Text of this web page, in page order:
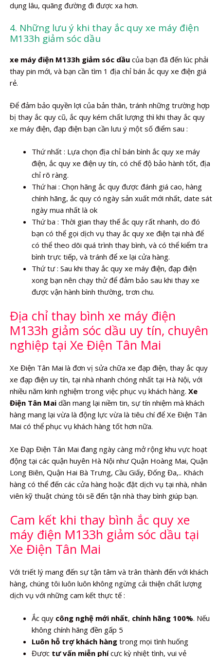
dụng lâu, quãng đường đi được xa hơn.
4. Những lưu ý khi thay ắc quy xe máy điện
M133h giảm sóc dầu
xe máy điện M133h giảm sóc dầu của bạn đã đến lúc phải
thay pin mới, và bạn cần tìm 1 địa chỉ bán ắc quy xe điện giá
rẻ.
Để đảm bảo quyền lợi của bản thân, tránh những trường hợp
bị thay ắc quy cũ, ắc quy kém chất lượng thì khi thay ắc quy
xe máy điện, đạp điện bạn cần lưu ý một số điểm sau :
Thứ nhất : Lựa chọn địa chỉ bán bình ắc quy xe máy
điện, ắc quy xe điện uy tín, có chế độ bảo hành tốt, địa
chỉ rõ ràng.
Thứ hai : Chọn hãng ắc quy được đánh giá cao, hàng
chính hãng, ắc quy có ngày sản xuất mới nhất, date sát
ngày mua nhất là ok
Thứ ba : Thời gian thay thế ắc quy rất nhanh, do đó
bạn có thể gọi dịch vụ thay ắc quy xe điện tại nhà để
có thể theo dõi quá trình thay bình, và có thể kiểm tra
bình trực tiếp, và tránh để xe lại cửa hàng.
Thứ tư : Sau khi thay ắc quy xe máy điện, đạp điện
xong bạn nên chạy thử để đảm bảo sau khi thay xe
được vận hành bình thường, trơn chu.
Địa chỉ thay bình xe máy điện
M133h giảm sóc dầu uy tín, chuyên
nghiệp tại Xe Điện Tân Mai
Xe Điện Tân Mai là đơn vị sửa chữa xe đạp điện, thay ắc quy
xe đạp điện uy tín, tại nhà nhanh chóng nhất tại Hà Nội, với
nhiều năm kinh nghiệm trong việc phục vụ khách hàng. Xe
Điện Tân Mai dần mang lại niềm tin, sự tín nhiệm mà khách
hàng mang lại vừa là động lực vừa là tiêu chí để Xe Điện Tân
Mai có thể phục vụ khách hàng tốt hơn nữa.
Xe Đạp Điện Tân Mai đang ngày càng mở rộng khu vực hoạt
động tại các quận huyên Hà Nội như Quận Hoàng Mai, Quận
Long Biên, Quận Hai Bà Trưng, Cầu Giấy, Đống Đa,.. Khách
hàng có thể đến các cửa hàng hoặc đặt dịch vụ tại nhà, nhân
viên kỹ thuật chúng tôi sẽ đến tận nhà thay bình giúp bạn.
Cam kết khi thay bình ắc quy xe
máy điện M133h giảm sóc dầu tại
Xe Điện Tân Mai
Với triết lý mang đến sự tận tâm và trân thành đến với khách
hàng, chúng tôi luôn luôn không ngừng cải thiện chất lượng
dịch vụ với những cam kết thực tế :
Ắc quy công nghệ mới nhất, chính hãng 100%. Nếu
không chính hãng đền gấp 5
Luôn hỗ trợ khách hàng trong mọi tình huống
Được tư vấn miễn phícực kỳ nhiệt tình, vui vẻ